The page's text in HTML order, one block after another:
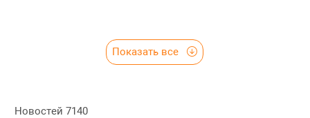
Показать все
Новостей 7140